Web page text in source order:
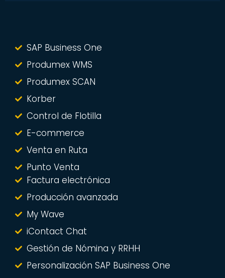
SAP Business One
Produmex WMS
Produmex SCAN
Korber
Control de Flotilla
E-commerce
Venta en Ruta
Punto Venta
Factura electrónica
Producción avanzada
My Wave
iContact Chat
Gestión de Nómina y RRHH
Personalización SAP Business One